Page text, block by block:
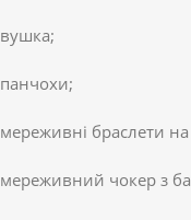
вушка;
панчохи;
мереживні браслети на
мереживний чокер з